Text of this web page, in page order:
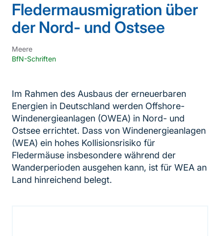
Fledermausmigration über
der Nord- und Ostsee
Meere
BfN-Schriften
Im Rahmen des Ausbaus der erneuerbaren
Energien in Deutschland werden Offshore-
Windenergieanlagen (OWEA) in Nord- und
Ostsee errichtet. Dass von Windenergieanlagen
(WEA) ein hohes Kollisionsrisiko für
Fledermäuse insbesondere während der
Wanderperioden ausgehen kann, ist für WEA an
Land hinreichend belegt.